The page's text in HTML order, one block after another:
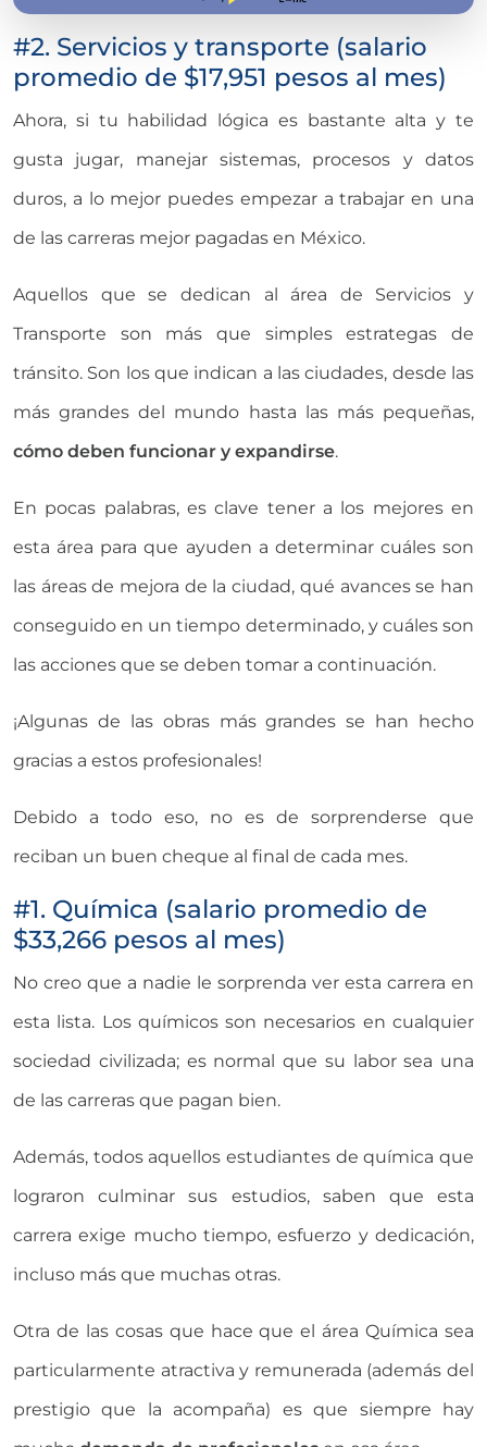
#2. Servicios y transporte (salario
promedio de $17,951 pesos al mes)
Ahora, si tu habilidad lógica es bastante alta y te
gusta jugar, manejar sistemas, procesos y datos
duros, a lo mejor puedes empezar a trabajar en una
de las carreras mejor pagadas en México.
Aquellos que se dedican al área de Servicios y
Transporte son más que simples estrategas de
tránsito. Son los que indican a las ciudades, desde las
más grandes del mundo hasta las más pequeñas,
cómo deben funcionar y expandirse.
En pocas palabras, es clave tener a los mejores en
esta área para que ayuden a determinar cuáles son
las áreas de mejora de la ciudad, qué avances se han
conseguido en un tiempo determinado, y cuáles son
las acciones que se deben tomar a continuación.
¡Algunas de las obras más grandes se han hecho
gracias a estos profesionales!
Debido a todo eso, no es de sorprenderse que
reciban un buen cheque al final de cada mes.
#1. Química (salario promedio de
$33,266 pesos al mes)
No creo que a nadie le sorprenda ver esta carrera en
esta lista. Los químicos son necesarios en cualquier
sociedad civilizada; es normal que su labor sea una
de las carreras que pagan bien.
Además, todos aquellos estudiantes de química que
lograron culminar sus estudios, saben que esta
carrera exige mucho tiempo, esfuerzo y dedicación,
incluso más que muchas otras.
Otra de las cosas que hace que el área Química sea
particularmente atractiva y remunerada (además del
prestigio que la acompaña) es que siempre hay